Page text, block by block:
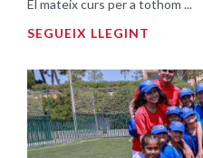
El mateix curs per a tothom ...
SEGUEIX LLEGINT